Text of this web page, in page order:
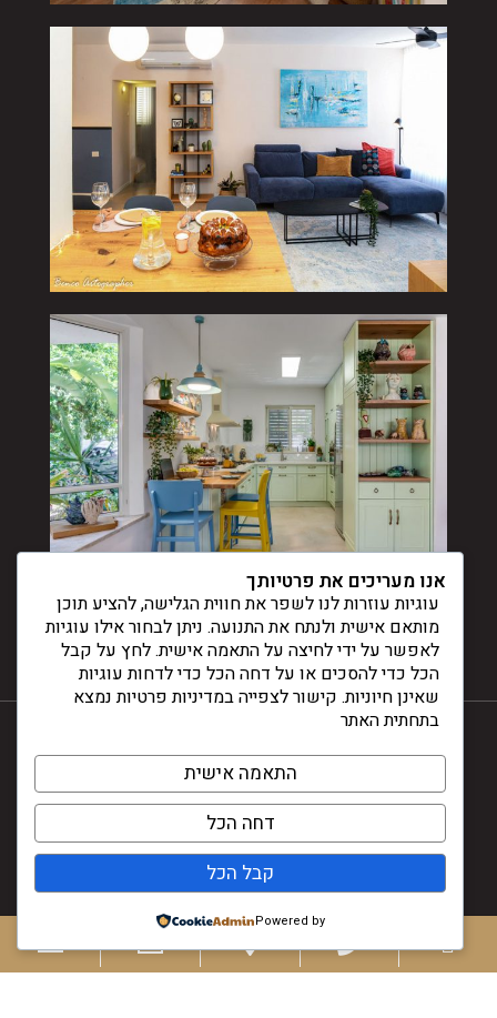
© דינלה 2024
עיצוב ובניית אתרים -
אנו מעריכים את פרטיותך
עוגיות עוזרות לנו לשפר את חווית הגלישה, להציע תוכן
מותאם אישית ולנתח את התנועה. ניתן לבחור אילו עוגיות
לאפשר על ידי לחיצה על התאמה אישית. לחץ על קבל
הכל כדי להסכים או על דחה הכל כדי לדחות עוגיות
שאינן חיוניות. קישור לצפייה במדיניות פרטיות נמצא
בתחתית האתר
התאמה אישית
דחה הכל
קבל הכל
Powered by